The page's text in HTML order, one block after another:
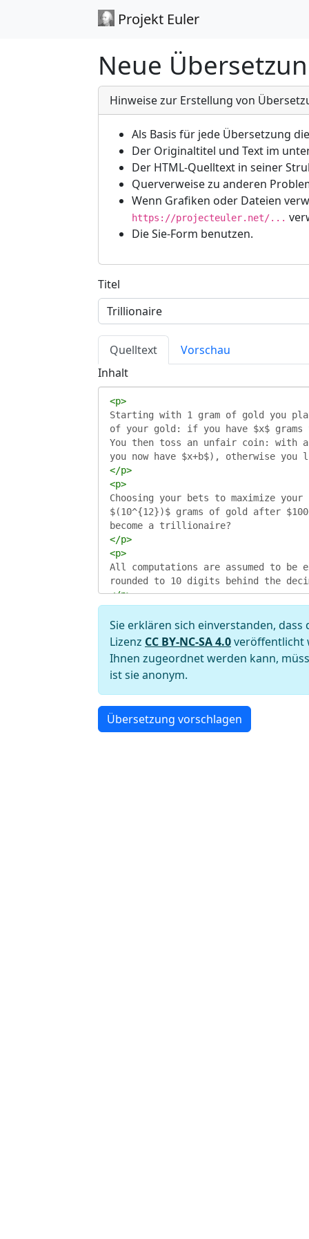
Projekt Euler
Neue
Hinweise zur Erstellung von
Als Basis für jede Übersetzung
Der Originaltitel und Text im
Der HTML-Quelltext in seiner
Querverweise zu anderen
Wenn Grafiken oder Dateien
https://projecteuler.net/...
Die Sie-Form benutzen.
Titel
Quelltext
Vorschau
Inhalt
<p>
Starting with 1 gram of gold you
of your gold: if you have $x$
You then toss an unfair coin: with
you now have $x+b$), otherwise
</p>
<p>
Choosing your bets to maximize
$(10^{12})$ grams of gold after
become a trillionaire?
</p>
<p>
All computations are assumed to be
rounded to 10 digits behind the
</p>
Sie erklären sich einverstanden,
Lizenz CC BY-NC-SA 4.0veröffentlicht
Ihnen zugeordnet werden kann,
ist sie anonym.